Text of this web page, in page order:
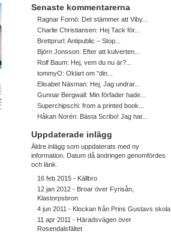
Senaste kommentarerna
Ragnar Fornö: Det stämmer att Viby...
Charlie Christiansen: Hej Tack för...
Brettprurl: Antipublic – Stop...
Björn Jonsson: Efter att kulverten...
Rolf Baum: Hej, vem du nu är?...
tommyO: Oklart om ”din...
Elisabet Näsman: Hej, Jag undrar...
Gunnar Bergwall: Min förfader hade...
Superchipschi: from a printed book...
Håkan Norén: Bästa Scribo! Jag har...
Uppdaterade inlägg
Äldre inlägg som uppdaterats med ny
information. Datum då ändringen genomfördes
och länk.
16 feb 2015 - Källbro
12 jan 2012 - Broar över Fyrisån,
Klastorpsbron
4 jun 2011 - Klockan från Prins Gustavs skola
11 apr 2011 - Häradsvägen över
Rosendalsfältet